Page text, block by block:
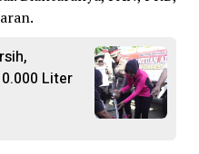
Liter